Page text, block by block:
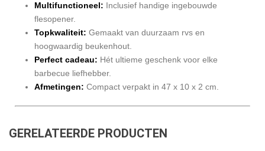
Multifunctioneel: Inclusief handige ingebouwde
flesopener.
Topkwaliteit: Gemaakt van duurzaam rvs en
hoogwaardig beukenhout.
Perfect cadeau: Hét ultieme geschenk voor elke
barbecue liefhebber.
Afmetingen: Compact verpakt in 47 x 10 x 2 cm.
GERELATEERDE PRODUCTEN